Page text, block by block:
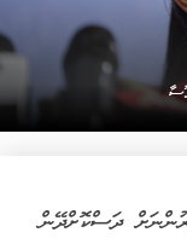
ދަސްކޮށްދޭން